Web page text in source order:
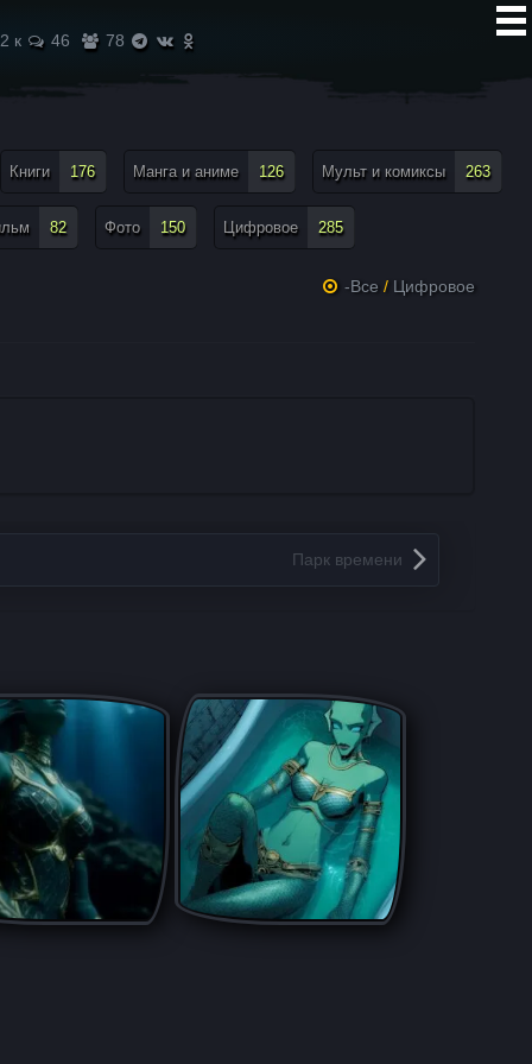
2 к 46 78
Книги 176 Манга и аниме 126 Мульт и комиксы 263
82 Фото 150 Цифровое 285
-Все / Цифровое
Парк времени